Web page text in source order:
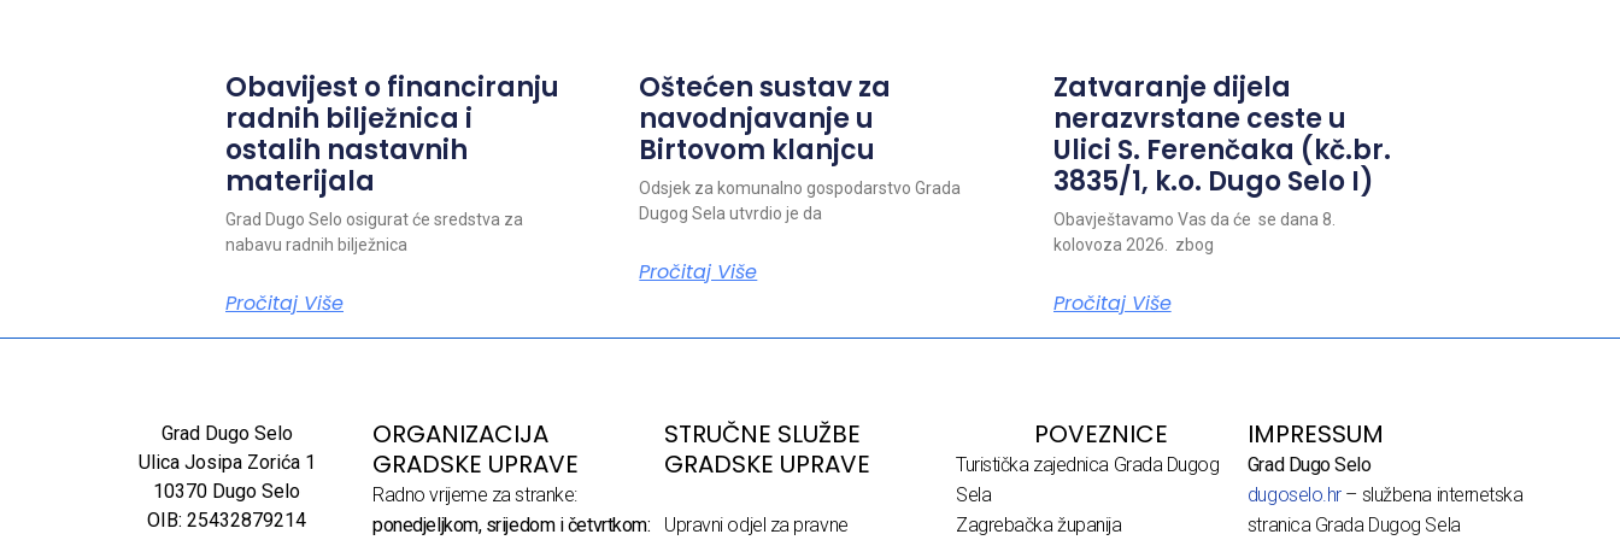
Obavijest o financiranju
radnih bilježnica i
ostalih nastavnih
materijala
Grad Dugo Selo osigurat će sredstva za
nabavu radnih bilježnica
Pročitaj Više
Oštećen sustav za
navodnjavanje u
Birtovom klanjcu
Odsjek za komunalno gospodarstvo Grada
Dugog Sela utvrdio je da
Pročitaj Više
Zatvaranje dijela
nerazvrstane ceste u
Ulici S. Ferenčaka (kč.br.
3835/1, k.o. Dugo Selo I)
Obavještavamo Vas da će se dana 8.
kolovoza 2026. zbog
Pročitaj Više
Grad Dugo Selo
Ulica Josipa Zorića 1
10370 Dugo Selo
OIB: 25432879214
ORGANIZACIJA
GRADSKE UPRAVE
Radno vrijeme za stranke:
ponedjeljkom, srijedom i četvrtkom:
STRUČNE SLUŽBE
GRADSKE UPRAVE
Upravni odjel za pravne
POVEZNICE
Turistička zajednica Grada Dugog
Sela
Zagrebačka županija
IMPRESSUM
Grad Dugo Selo
dugoselo.hr– službena internetska
stranica Grada Dugog Sela